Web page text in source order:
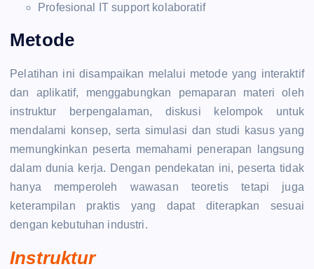
Profesional IT support kolaboratif
Metode
Pelatihan ini disampaikan melalui metode yang interaktif
dan aplikatif, menggabungkan pemaparan materi oleh
instruktur berpengalaman, diskusi kelompok untuk
mendalami konsep, serta simulasi dan studi kasus yang
memungkinkan peserta memahami penerapan langsung
dalam dunia kerja. Dengan pendekatan ini, peserta tidak
hanya memperoleh wawasan teoretis tetapi juga
keterampilan praktis yang dapat diterapkan sesuai
dengan kebutuhan industri.
Instruktur